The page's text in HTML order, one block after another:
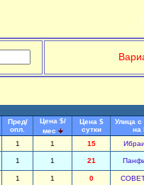
Пред/
опл.
Цена $/
мес
Цена $
сутки
Улица
на
1 1 15
1 1 21
1 1 0